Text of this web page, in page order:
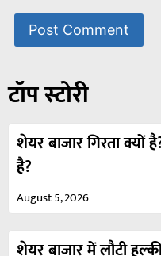
टॉप स्टोरी
शेयर बाजार गिरता
है?
August 5, 2026
शेयर बाजार में लौटी